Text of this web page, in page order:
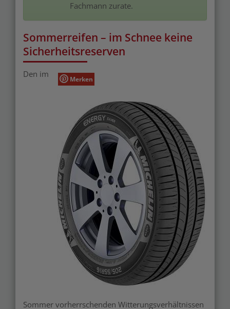
Fachmann zurate.
Sommerreifen – im Schnee keine
Sicherheitsreserven
Merken
Den im
Sommer vorherrschenden Witterungsverhältnissen